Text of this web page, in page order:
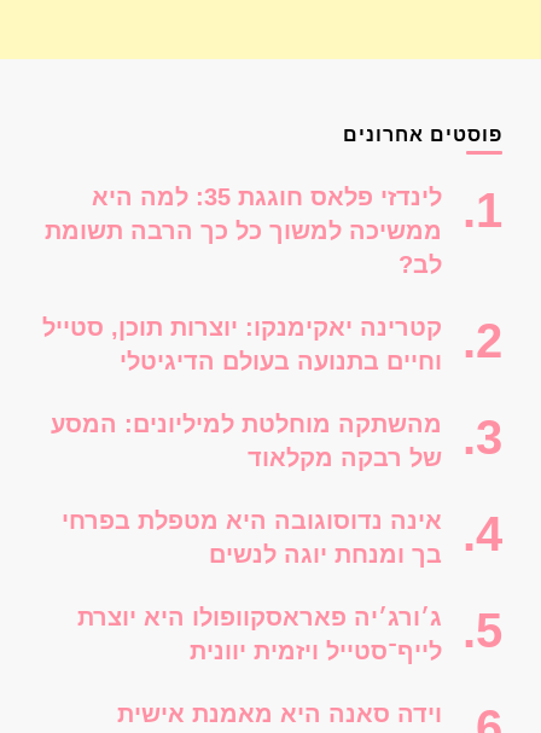
פוסטים אחרונים
לינדזי פלאס חוגגת 35: למה היא
ממשיכה למשוך כל כך הרבה תשומת
לב?
קטרינה יאקימנקו: יוצרות תוכן, סטייל
וחיים בתנועה בעולם הדיגיטלי
מהשתקה מוחלטת למיליונים: המסע
של רבקה מקלאוד
אינה נדוסוגובה היא מטפלת בפרחי
בך ומנחת יוגה לנשים
ג׳ורג׳יה פאראסקוופולו היא יוצרת
לייף־סטייל ויזמית יוונית
וידה סאנה היא מאמנת אישית